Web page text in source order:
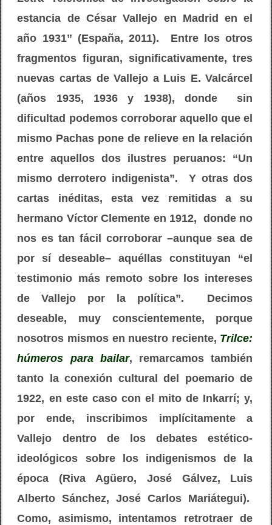
estancia de César Vallejo en Madrid en el
año 1931” (España, 2011). Entre los otros
fragmentos figuran, significativamente, tres
nuevas cartas de Vallejo a Luis E. Valcárcel
(años 1935, 1936 y 1938), donde sin
dificultad podemos corroborar aquello que el
mismo Pachas pone de relieve en la relación
entre aquellos dos ilustres peruanos: “Un
mismo derrotero indigenista”. Y otras dos
cartas inéditas, esta vez remitidas a su
hermano Víctor Clemente en 1912, donde no
nos es tan fácil corroborar –aunque sea de
por sí deseable– aquéllas constituyan “el
testimonio más remoto sobre los intereses
de Vallejo por la política”. Decimos
deseable, muy conscientemente, porque
nosotros mismos en nuestro reciente, Trilce:
húmeros para bailar, remarcamos también
tanto la conexión cultural del poemario de
1922, en este caso con el mito de Inkarrí; y,
por ende, inscribimos implícitamente a
Vallejo dentro de los debates estético-
ideológicos sobre los indigenismos de la
época (Riva Agüero, José Gálvez, Luis
Alberto Sánchez, José Carlos Mariátegui).
Como, asimismo, intentamos retrotraer de